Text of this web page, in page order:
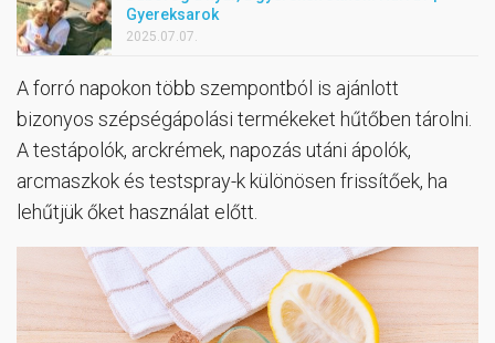
Gyereksarok
2025.07.07.
A forró napokon több szempontból is ajánlott
bizonyos szépségápolási termékeket hűtőben tárolni.
A testápolók, arckrémek, napozás utáni ápolók,
arcmaszkok és testspray-k különösen frissítőek, ha
lehűtjük őket használat előtt.